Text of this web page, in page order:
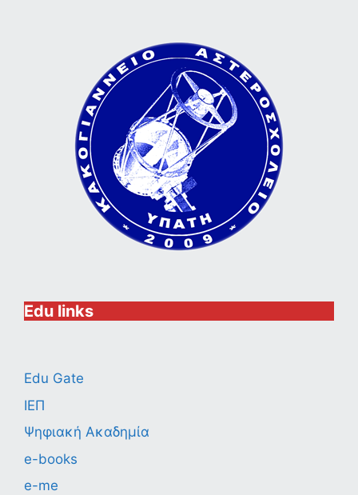
Edu links
Edu Gate
ΙΕΠ
Ψηφιακή Ακαδημία
e-books
e-me